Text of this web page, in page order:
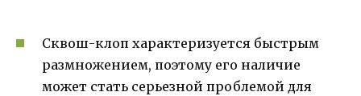
Сквош-клоп характеризуется быстрым
размножением, поэтому его наличие
может стать серьезной проблемой для